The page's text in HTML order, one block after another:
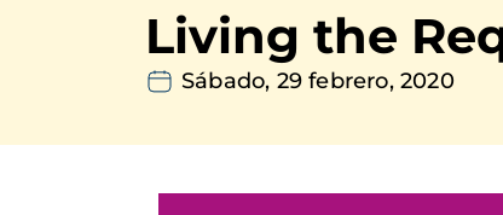
navegación
Living the
Sábado, 29 febrero, 2020